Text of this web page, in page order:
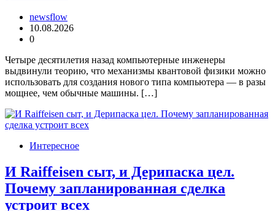
newsflow
10.08.2026
0
Четыре десятилетия назад компьютерные инженеры
выдвинули теорию, что механизмы квантовой физики можно
использовать для создания нового типа компьютера — в разы
мощнее, чем обычные машины. […]
Интересное
И Raiffeisen сыт, и Дерипаска цел.
Почему запланированная сделка
устроит всех